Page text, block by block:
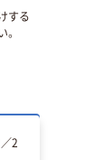
する
。
／2